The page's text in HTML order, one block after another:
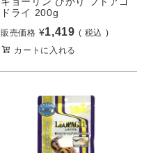
ドライ 200g
販売価格 ¥1,419
税込
カートに入れる